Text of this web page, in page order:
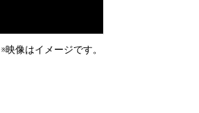
※映像はイメージです。